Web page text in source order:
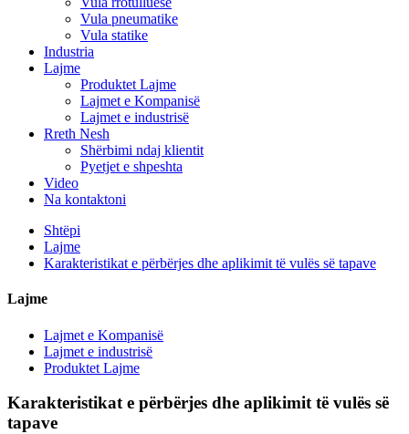
Vula pneumatike
Vula statike
Industria
Lajme
Produktet Lajme
Lajmet e Kompanisë
Lajmet e industrisë
Rreth Nesh
Shërbimi ndaj klientit
Pyetjet e shpeshta
Video
Na kontaktoni
Shtëpi
Lajme
Karakteristikat e përbërjes dhe aplikimit të vulës së tapave
Lajme
Lajmet e Kompanisë
Lajmet e industrisë
Produktet Lajme
Karakteristikat e përbërjes dhe aplikimit të vulës së
tapave